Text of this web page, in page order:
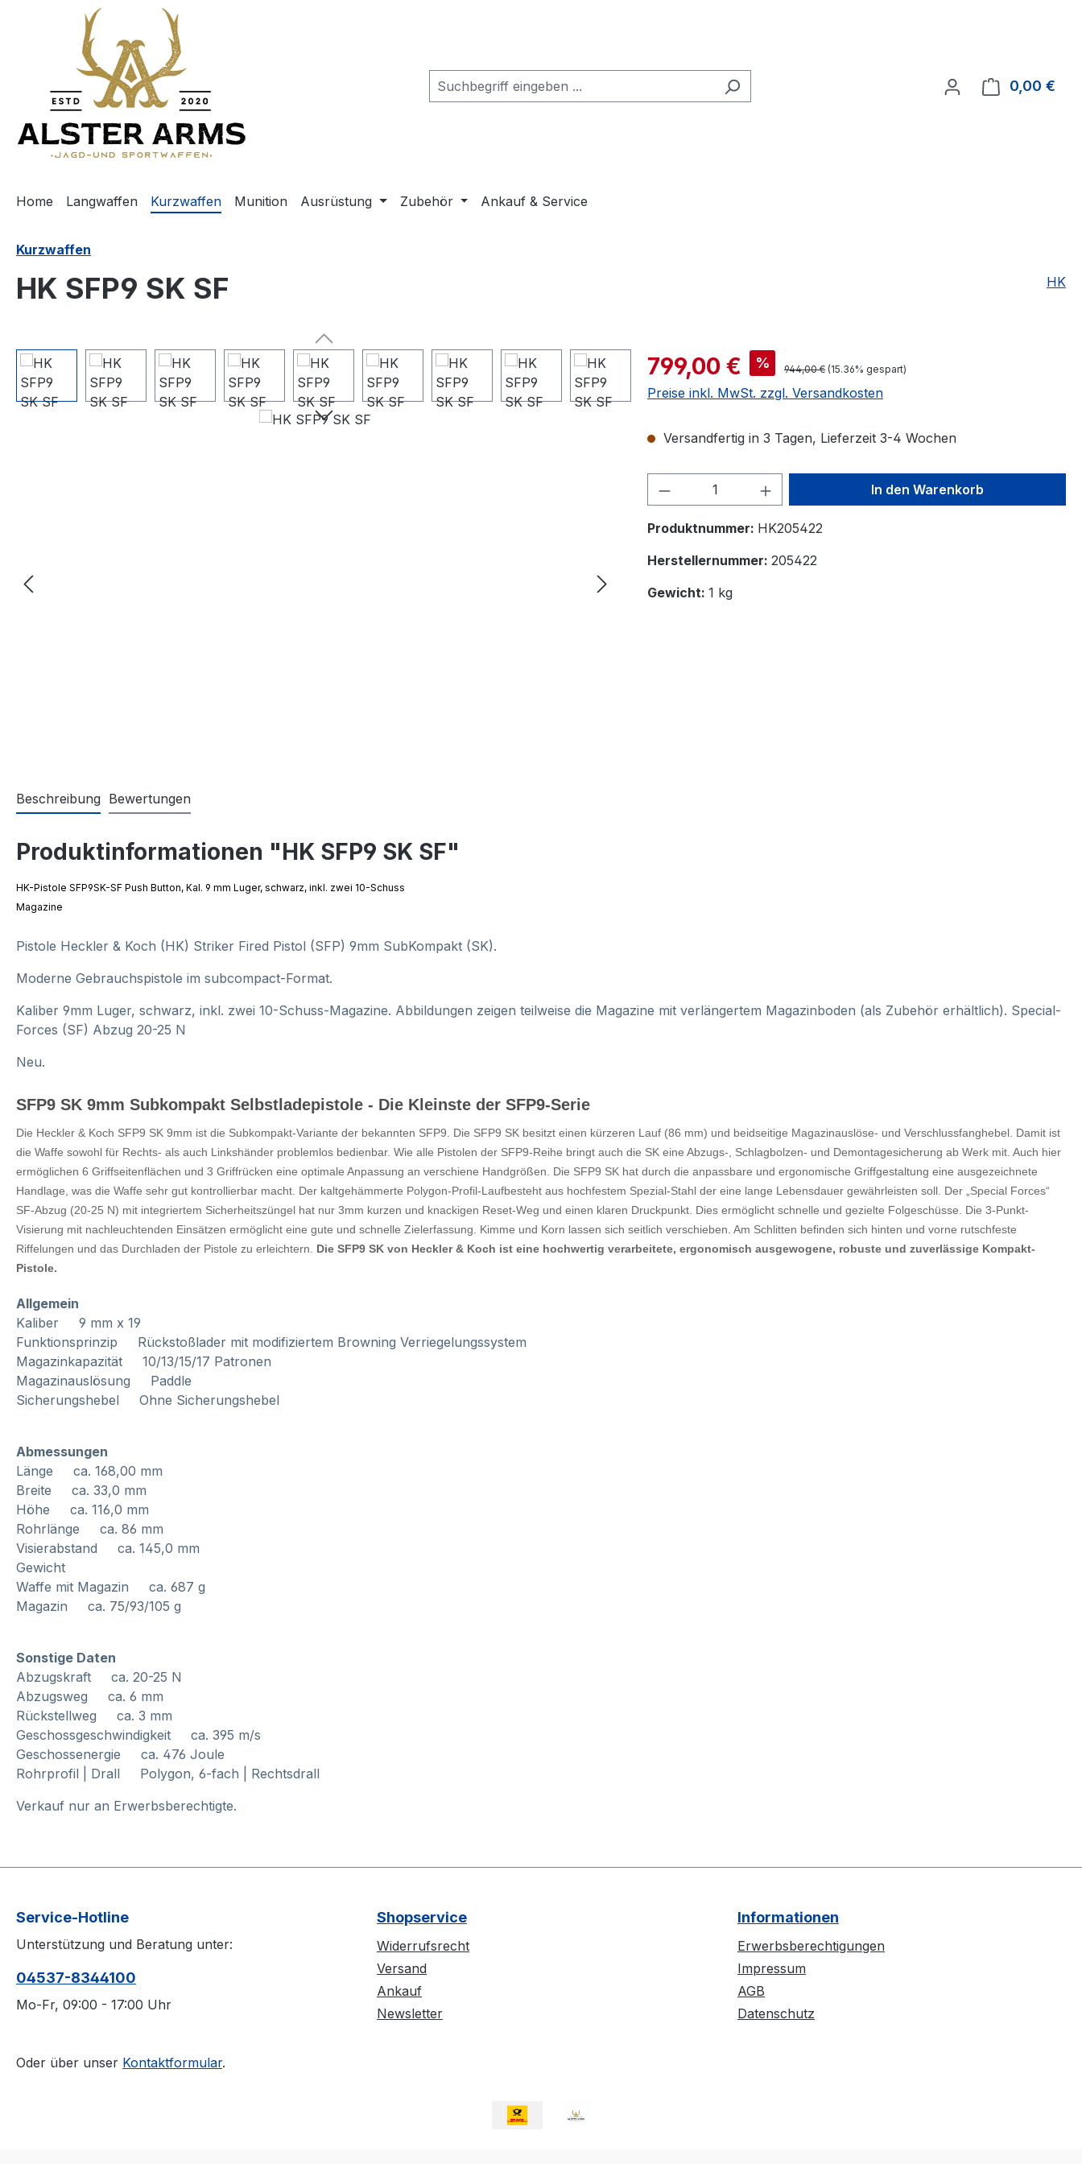
Hauptinhalt springen
Zur Suche springen
Zur Hauptnavigation springen
0,00 €
Home Langwaffen Kurzwaffen Munition Ausrüstung Zubehör Ankauf & Service
Kurzwaffen
HK SFP9 SK SF HK
Bildergalerie überspringen 799,00 € % 944,00 € (15.36% gespart)
Preise inkl. MwSt. zzgl. Versandkosten
Versandfertig in 3 Tagen, Lieferzeit 3-4 Wochen
Produkt Anzahl: Gib den gewünschten Wert
In den Warenkorb
Produktnummer: HK205422
Herstellernummer: 205422
Gewicht: 1 kg
Beschreibung Bewertungen
Produktinformationen "HK SFP9 SK SF"
HK-Pistole SFP9SK-SF Push Button, Kal. 9 mm Luger, schwarz, inkl. zwei 10-Schuss
Magazine
Pistole Heckler & Koch (HK) Striker Fired Pistol (SFP) 9mm SubKompakt (SK).
Moderne Gebrauchspistole im subcompact-Format.
Kaliber 9mm Luger, schwarz, inkl. zwei 10-Schuss-Magazine. Abbildungen zeigen teilweise die Magazine mit verlängertem Magazinboden (als Zubehör erhältlich). Special-
Forces (SF) Abzug 20-25 N
Neu.
SFP9 SK 9mm Subkompakt Selbstladepistole - Die Kleinste der SFP9-Serie
Die Heckler & Koch SFP9 SK 9mm ist die Subkompakt-Variante der bekannten SFP9. Die SFP9 SK besitzt einen kürzeren Lauf (86 mm) und beidseitige Magazinauslöse- und Verschlussfanghebel. Damit ist
die Waffe sowohl für Rechts- als auch Linkshänder problemlos bedienbar. Wie alle Pistolen der SFP9-Reihe bringt auch die SK eine Abzugs-, Schlagbolzen- und Demontagesicherung ab Werk mit. Auch hier
ermöglichen 6 Griffseitenflächen und 3 Griffrücken eine optimale Anpassung an verschiene Handgrößen. Die SFP9 SK hat durch die anpassbare und ergonomische Griffgestaltung eine ausgezeichnete
Handlage, was die Waffe sehr gut kontrollierbar macht. Der kaltgehämmerte Polygon-Profil-Laufbesteht aus hochfestem Spezial-Stahl der eine lange Lebensdauer gewährleisten soll. Der „Special Forces“
SF-Abzug (20-25 N) mit integriertem Sicherheitszüngel hat nur 3mm kurzen und knackigen Reset-Weg und einen klaren Druckpunkt. Dies ermöglicht schnelle und gezielte Folgeschüsse. Die 3-Punkt-
Visierung mit nachleuchtenden Einsätzen ermöglicht eine gute und schnelle Zielerfassung. Kimme und Korn lassen sich seitlich verschieben. Am Schlitten befinden sich hinten und vorne rutschfeste
Riffelungen und das Durchladen der Pistole zu erleichtern. Die SFP9 SK von Heckler & Koch ist eine hochwertig verarbeitete, ergonomisch ausgewogene, robuste und zuverlässige Kompakt-
Pistole.
Allgemein
Kaliber 9 mm x 19
Funktionsprinzip Rückstoßlader mit modifiziertem Browning Verriegelungssystem
Magazinkapazität 10/13/15/17 Patronen
Magazinauslösung Paddle
Sicherungshebel Ohne Sicherungshebel
Abmessungen
Länge ca. 168,00 mm
Breite ca. 33,0 mm
Höhe ca. 116,0 mm
Rohrlänge ca. 86 mm
Visierabstand ca. 145,0 mm
Gewicht
Waffe mit Magazin ca. 687 g
Magazin ca. 75/93/105 g
Sonstige Daten
Abzugskraft ca. 20-25 N
Abzugsweg ca. 6 mm
Rückstellweg ca. 3 mm
Geschossgeschwindigkeit ca. 395 m/s
Geschossenergie ca. 476 Joule
Rohrprofil | Drall Polygon, 6-fach | Rechtsdrall
Verkauf nur an Erwerbsberechtigte.
Service-Hotline
Unterstützung und Beratung unter:
04537-8344100
Mo-Fr, 09:00 - 17:00 Uhr
Oder über unser Kontaktformular.
Shopservice
Widerrufsrecht
Versand
Ankauf
Newsletter
Informationen
Erwerbsberechtigungen
Impressum
AGB
Datenschutz